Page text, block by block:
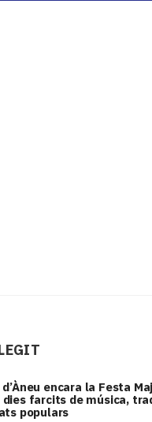
encara la Festa
farcits de música,
populars